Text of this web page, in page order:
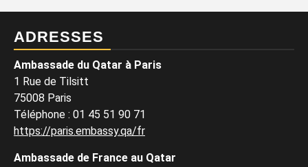
ADRESSES
Ambassade du Qatar à Paris
1 Rue de Tilsitt
75008 Paris
Téléphone : 01 45 51 90 71
https://paris.embassy.qa/fr
Ambassade de France au Qatar